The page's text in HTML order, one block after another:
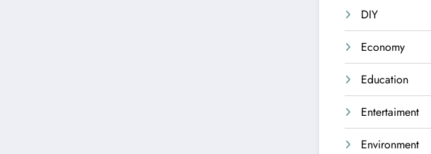
DIY
Economy
Education
Entertaiment
Environment